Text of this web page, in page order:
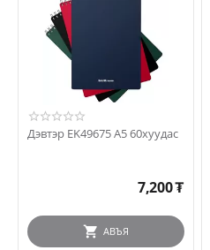
Дэвтэр EK49675 A5 60хуудас
7,200₮
АВЪЯ